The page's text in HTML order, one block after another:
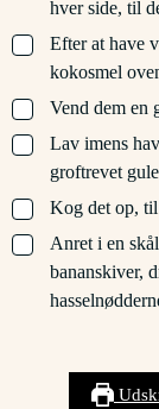
hver side, til
▢
Efter at have
kokosmel
▢
Vend dem en
▢
Lav imens
groftrevet
▢
Kog det op,
▢
Anret i en
bananskiver,